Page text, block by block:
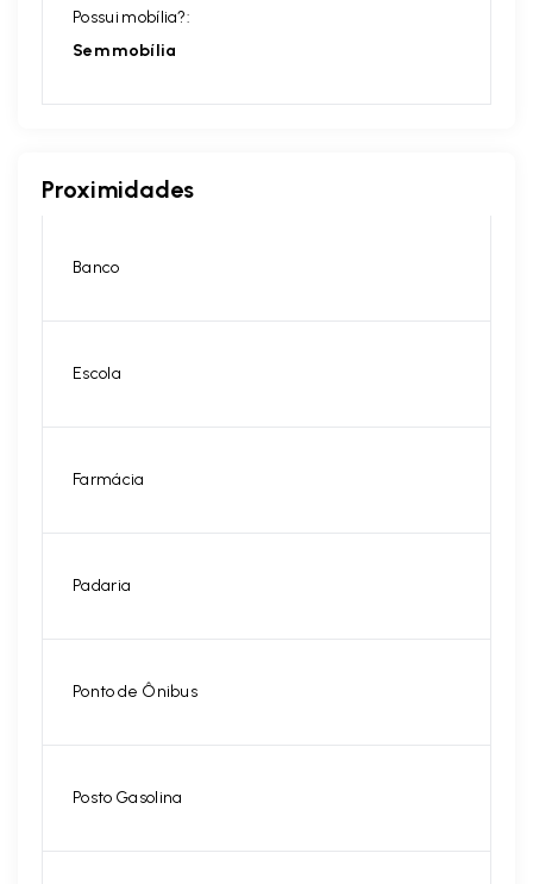
Possui mobília?:
Sem mobília
Proximidades
Banco
Escola
Farmácia
Padaria
Ponto de Ônibus
Posto Gasolina